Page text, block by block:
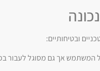
ובטיחותיים:
המשתמש אך גם מסוגל לעבור